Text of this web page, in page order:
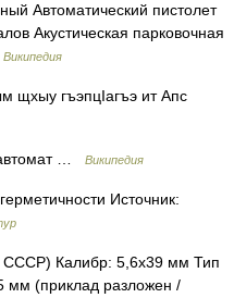
Автоматический пистолет
Акустическая парковочная
Википедия
щхыу гъэпцIагъэ ит Апс
… Википедия
Источник:
Калибр: 5,6х39 мм Тип
мм (приклад разложен /